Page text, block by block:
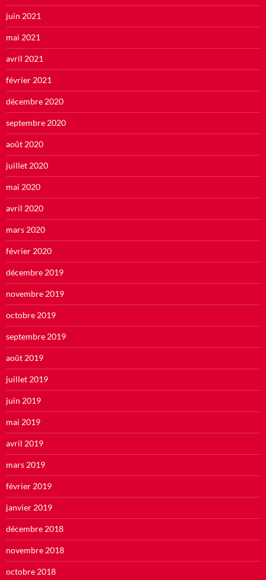
juin 2021
mai 2021
avril 2021
février 2021
décembre 2020
septembre 2020
août 2020
juillet 2020
mai 2020
avril 2020
mars 2020
février 2020
décembre 2019
novembre 2019
octobre 2019
septembre 2019
août 2019
juillet 2019
juin 2019
mai 2019
avril 2019
mars 2019
février 2019
janvier 2019
décembre 2018
novembre 2018
octobre 2018